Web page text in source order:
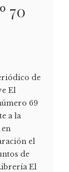
70
de
El
69
a la
el
de
El